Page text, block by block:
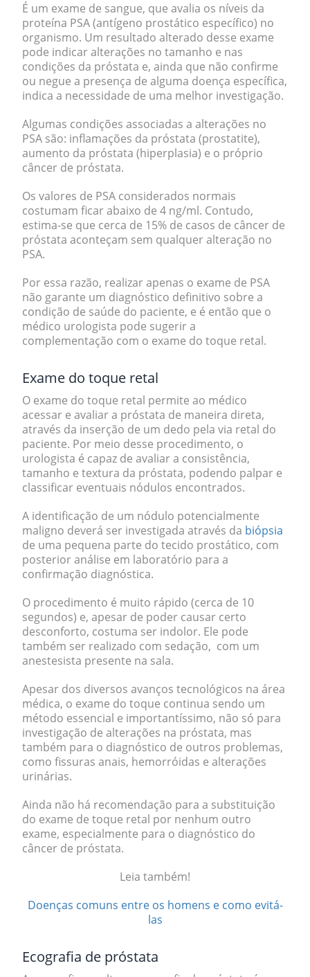
É um exame de sangue, que avalia os níveis da
proteína PSA (antígeno prostático específico) no
organismo. Um resultado alterado desse exame
pode indicar alterações no tamanho e nas
condições da próstata e, ainda que não confirme
ou negue a presença de alguma doença específica,
indica a necessidade de uma melhor investigação.
Algumas condições associadas a alterações no
PSA são: inflamações da próstata (prostatite),
aumento da próstata (hiperplasia) e o próprio
câncer de próstata.
Os valores de PSA considerados normais
costumam ficar abaixo de 4 ng/ml. Contudo,
estima-se que cerca de 15% de casos de câncer de
próstata aconteçam sem qualquer alteração no
PSA.
Por essa razão, realizarapenas o exame de PSA
não garante um diagnóstico definitivo sobre a
condição de saúde do paciente, e é então que o
médico urologista pode sugerir a
complementação com o exame do toque retal.
Exame do toque retal
O exame do toque retal permite ao médico
acessar e avaliar a próstata de maneira direta,
através da inserção de um dedo pela via retal do
paciente. Por meio desse procedimento, o
urologista é capaz de avaliar a consistência,
tamanho e textura da próstata, podendo palpar e
classificar eventuais nódulos encontrados.
A identificação de um nódulo potencialmente
maligno deverá ser investigada através da biópsia
de uma pequena parte do tecido prostático, com
posterior análise em laboratório para a
confirmação diagnóstica.
O procedimento é muito rápido (cerca de 10
segundos) e, apesar de poder causar certo
desconforto, costuma ser indolor. Ele pode
também ser realizado com sedação, com um
anestesista presente na sala.
Apesar dos diversos avanços tecnológicos na área
médica, o exame do toque continua sendo um
método essencial e importantíssimo, não só para
investigação de alterações na próstata, mas
também para o diagnóstico de outros problemas,
como fissuras anais, hemorróidas e alterações
urinárias.
Ainda não há recomendação para a substituição
do exame de toque retal por nenhum outro
exame, especialmente para o diagnóstico do
câncer de próstata.
Leia também!
Doenças comuns entre os homens e como evitá-
las
Ecografia de próstata